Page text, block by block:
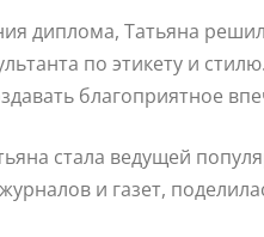
диплома, Татьяна
по этикету и
благоприятное
стала ведущей
и газет,